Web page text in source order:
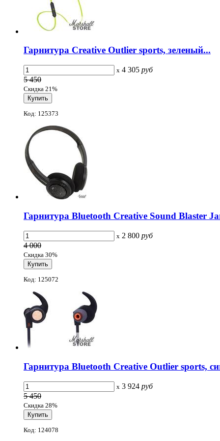
Гарнитура Creative Outlier sports, зеленый...
x 4 305 руб
5 450
Скидка 21%
Код: 125373
Гарнитура Bluetooth Creative Sound Blaster
x 2 800 руб
4 000
Скидка 30%
Код: 125072
Гарнитура Bluetooth Creative Outlier sports,
x 3 924 руб
5 450
Скидка 28%
Код: 124078